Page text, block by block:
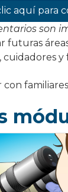
aquí para
son
futuras
cuidadores y